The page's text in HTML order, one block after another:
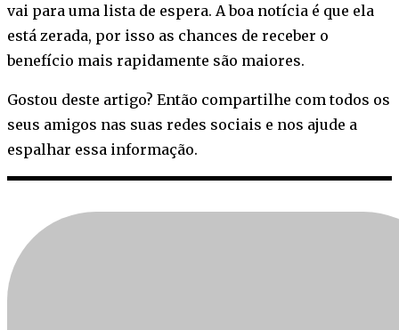
vai para uma lista de espera. A boa notícia é que ela
está zerada, por isso as chances de receber o
benefício mais rapidamente são maiores.
Gostou deste artigo? Então compartilhe com todos os
seus amigos nas suas redes sociais e nos ajude a
espalhar essa informação.